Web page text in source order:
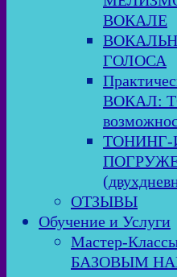
ВОКАЛЕ
ГОЛОСА
ВОКАЛ:
ТОНИНГ-
ОТЗЫВЫ
Обучение и Услуги
Мастер-
БАЗОВЫМ